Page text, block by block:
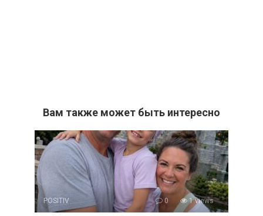
Вам также может быть интересно
POSITIV 0 1 views